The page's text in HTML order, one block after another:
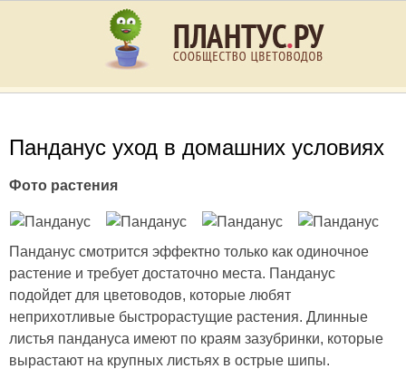
Панданус уход в домашних условиях
Фото растения
Панданус смотрится эффектно только как одиночное
растение и требует достаточно места. Панданус
подойдет для цветоводов, которые любят
неприхотливые быстрорастущие растения. Длинные
листья пандануса имеют по краям зазубринки, которые
вырастают на крупных листьях в острые шипы.